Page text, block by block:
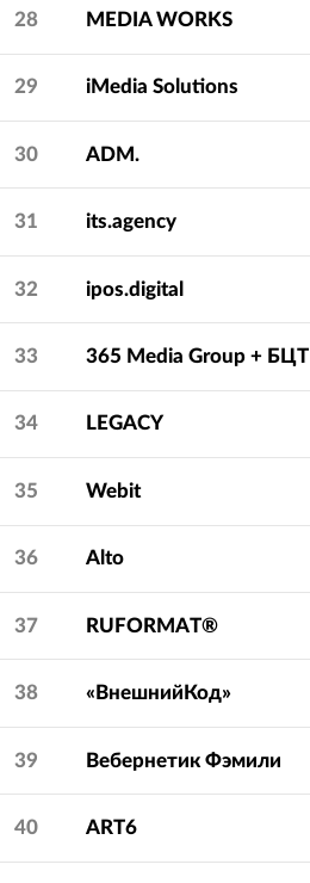
28 MEDIA WORKS
29 iMedia Solutions
30 ADM.
31 its.agency
32 ipos.digital
33 365 Media Group + БЦТ
34 LEGACY
35 Webit
36 Alto
37 RUFORMAT®
38 «ВнешнийКод»
39 Вебернетик Фэмили
40 ART6